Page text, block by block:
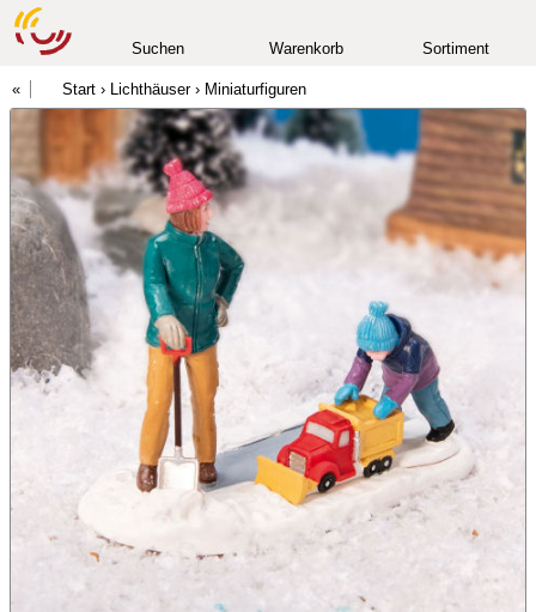
Suchen Warenkorb Sortiment
Start › Lichthäuser› Miniaturfiguren